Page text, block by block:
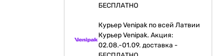
БЕСПЛАТНО
Курьер Venipak по всей Латвии
Курьер Venipak. Акция:
02.08.-01.09. доставка -